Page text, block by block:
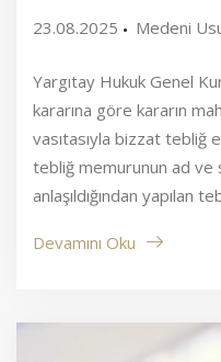
23.08.2025 Medeni
Yargıtay Hukuk Genel
kararına göre kararın
vasıtasıyla bizzat tebliğ
tebliğ memurunun ad ve
anlaşıldığından yapılan
Devamını Oku